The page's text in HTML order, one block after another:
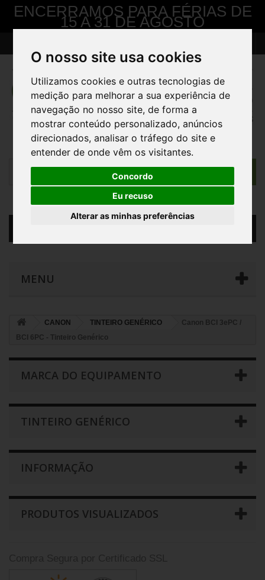
O nosso site usa cookies
Utilizamos cookies e outras tecnologias de
medição para melhorar a sua experiência de
navegação no nosso site, de forma a
mostrar conteúdo personalizado, anúncios
direcionados, analisar o tráfego do site e
entender de onde vêm os visitantes.
Concordo
Eu recuso
Alterar as minhas preferências
ENCERRAMOS PARA FÉRIAS DE
15 A 31 DE AGOSTO
MENU
CANON TINTEIRO GENÉRICO
Canon BCI 3ePC /
BCI 6PC - Tinteiro Genérico
MARCA DO EQUIPAMENTO
TINTEIRO GENÉRICO
INFORMAÇÃO
PRODUTOS VISUALIZADOS